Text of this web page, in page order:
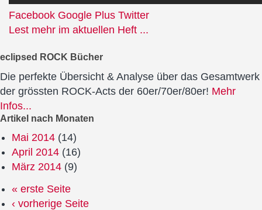
Facebook Google Plus Twitter
Lest mehr im aktuellen Heft ...
eclipsed ROCK Bücher
Die perfekte Übersicht & Analyse über das Gesamtwerk
der grössten ROCK-Acts der 60er/70er/80er! Mehr
Infos...
Artikel nach Monaten
Mai 2014 (14)
April 2014 (16)
März 2014 (9)
« erste Seite
‹ vorherige Seite